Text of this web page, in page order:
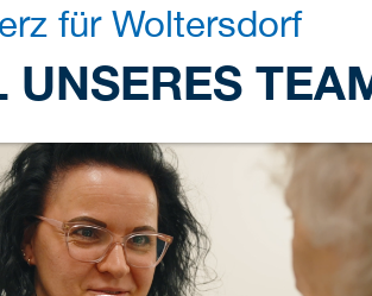
für Woltersdorf
UNSERES